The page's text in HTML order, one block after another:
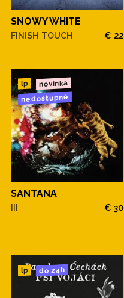
SNOWY WHITE
FINISH TOUCH € 22
lp novinka
nedostupné
SANTANA
€ 30
lp do 24h